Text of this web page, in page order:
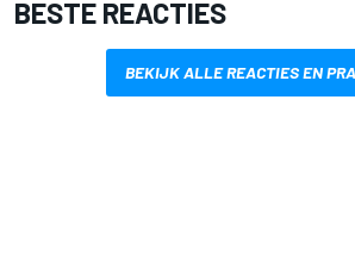
BESTE REACTIES
BEKIJK ALLE REACTIES EN